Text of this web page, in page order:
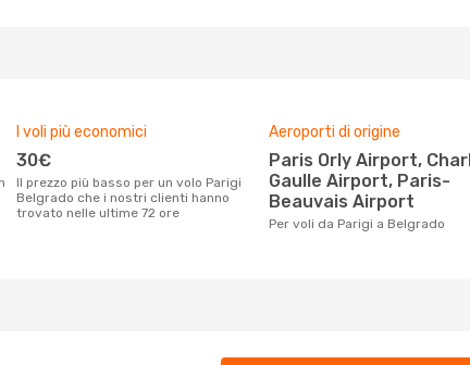
I voli più economici
30€
Il prezzo più basso per un volo Parigi
Belgrado che i nostri clienti hanno
trovato nelle ultime 72 ore
Aeroporti di origine
Paris Orly Airport, Charles De
Gaulle Airport, Paris-
Beauvais Airport
Per voli da Parigi a Belgrado